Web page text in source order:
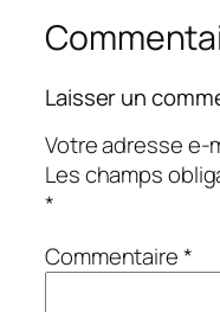
Laisser un
Votre adresse e-
Les champs
*
Commentaire*